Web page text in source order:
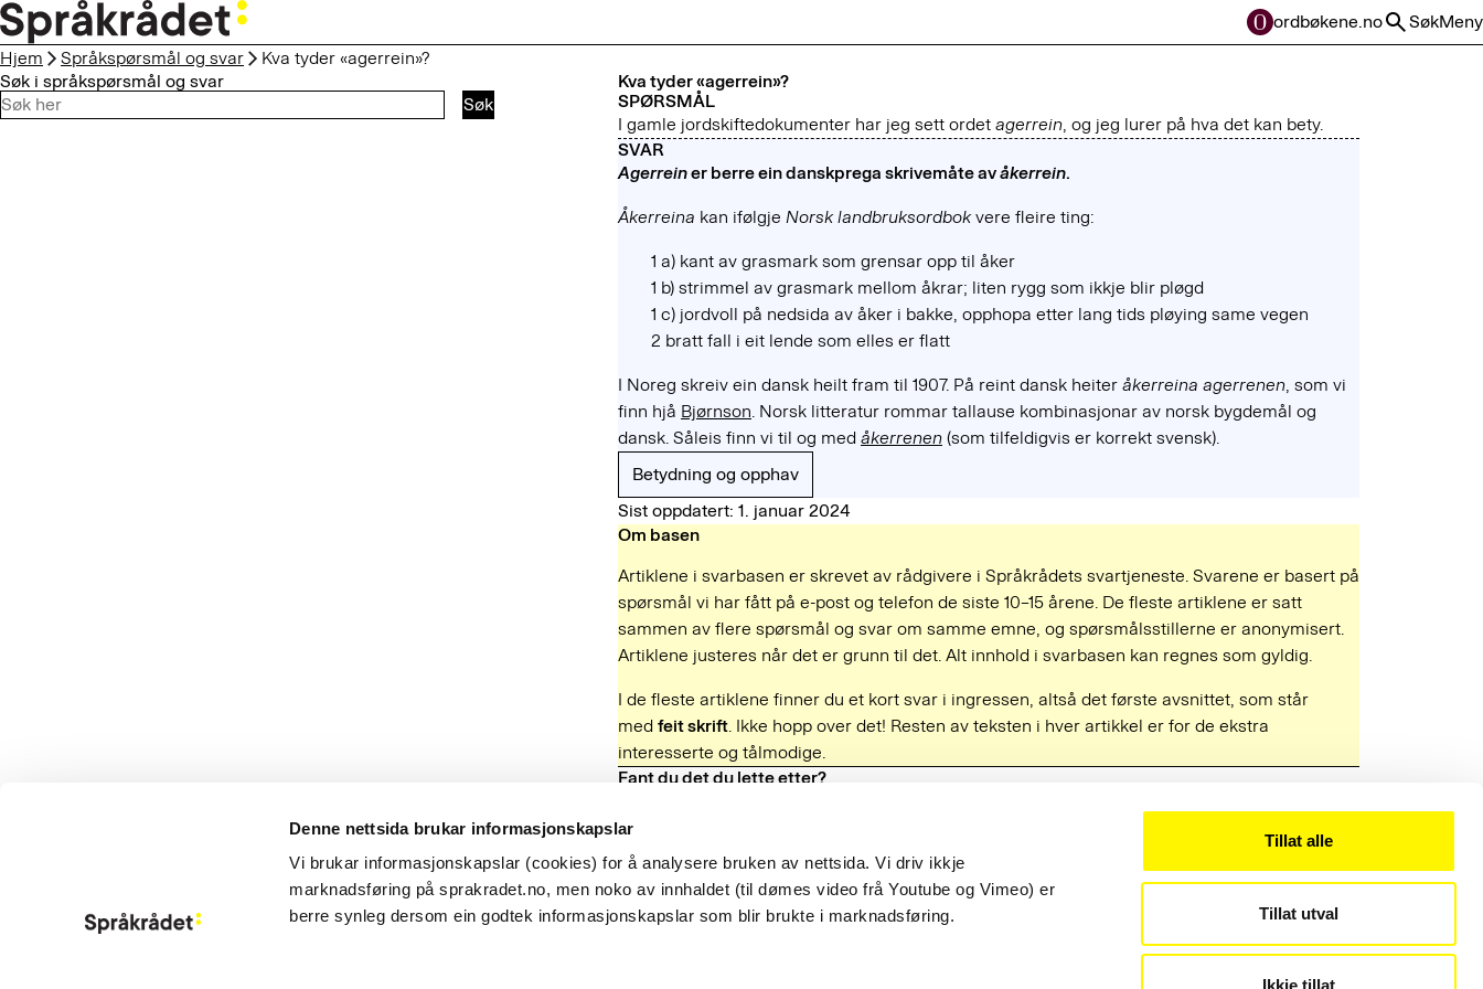
Denne nettsida brukar informasjonskapslar
Vi brukar informasjonskapslar (cookies) for å analysere bruken av nettsida. Vi driv ikkje
marknadsføring på sprakradet.no, men noko av innhaldet (til dømes video frå Youtube og Vimeo) er
berre synleg dersom ein godtek informasjonskapslar som blir brukte i marknadsføring.
Tillat alle
Tillat utval
Ikkje tillat
HOPP
TIL
HOVEDINNHOLD
ordbøkene.no SøkMeny
Hjem
Språkspørsmål og svar
Kva tyder «agerrein»?
Søk i språkspørsmål og svar
Søk
Kva tyder «agerrein»?
SPØRSMÅL
I gamle jordskiftedokumenter har jeg sett ordet agerrein, og jeg lurer på hva det kan bety.
SVAR
Agerreiner berre ein danskprega skrivemåte avåkerrein.
Åkerreina kan ifølgje Norsk landbruksordbokvere fleire ting:
1 a) kant av grasmark som grensar opp til åker
1 b) strimmel av grasmark mellom åkrar; liten rygg som ikkje blir pløgd
1 c) jordvoll på nedsida av åker i bakke, opphopa etter lang tids pløying same vegen
2 bratt fall i eit lende som elles er flatt
I Noreg skreiv ein dansk heilt fram til 1907. På reint dansk heiter åkerreina agerrenen, som vi
finn hjå Bjørnson. Norsk litteratur rommar tallause kombinasjonar av norsk bygdemål og
dansk. Såleis finn vi til og med åkerrenen (som tilfeldigvis er korrekt svensk).
Betydning og opphav
Sist oppdatert: 1. januar 2024
Om basen
Artiklene i svarbasen er skrevet av rådgivere i Språkrådets svartjeneste. Svarene er basert på
spørsmål vi har fått på e-post og telefon de siste 10–15 årene. De fleste artiklene er satt
sammen av flere spørsmål og svar om samme emne, og spørsmålsstillerne er anonymisert.
Artiklene justeres når det er grunn til det. Alt innhold i svarbasen kan regnes som gyldig.
I de fleste artiklene finner du et kort svar i ingressen, altså det første avsnittet, som står
med feit skrift. Ikke hopp over det! Resten av teksten i hver artikkel er for de ekstra
interesserte og tålmodige.
Fant du det du lette etter?
Aktuelt
Om Språkrådet
Kontakt
Besøksadresse
Observatoriegata 1 B
22 54 19 50